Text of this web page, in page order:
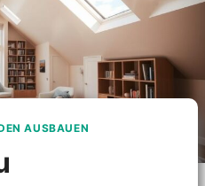
AUSBAUEN